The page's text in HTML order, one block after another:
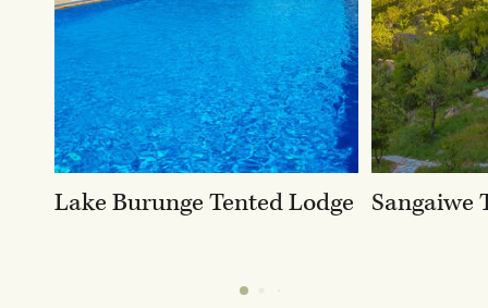
Lake Burunge Tented Lodge Sangaiwe